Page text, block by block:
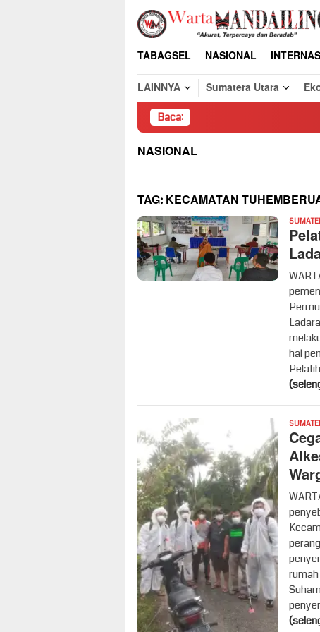
Loncat
konten
TABAGSEL NASIONAL
LAINNYA
Sumatera Utara
Baca:
NASIONAL
TAG:KECAMATAN
hal